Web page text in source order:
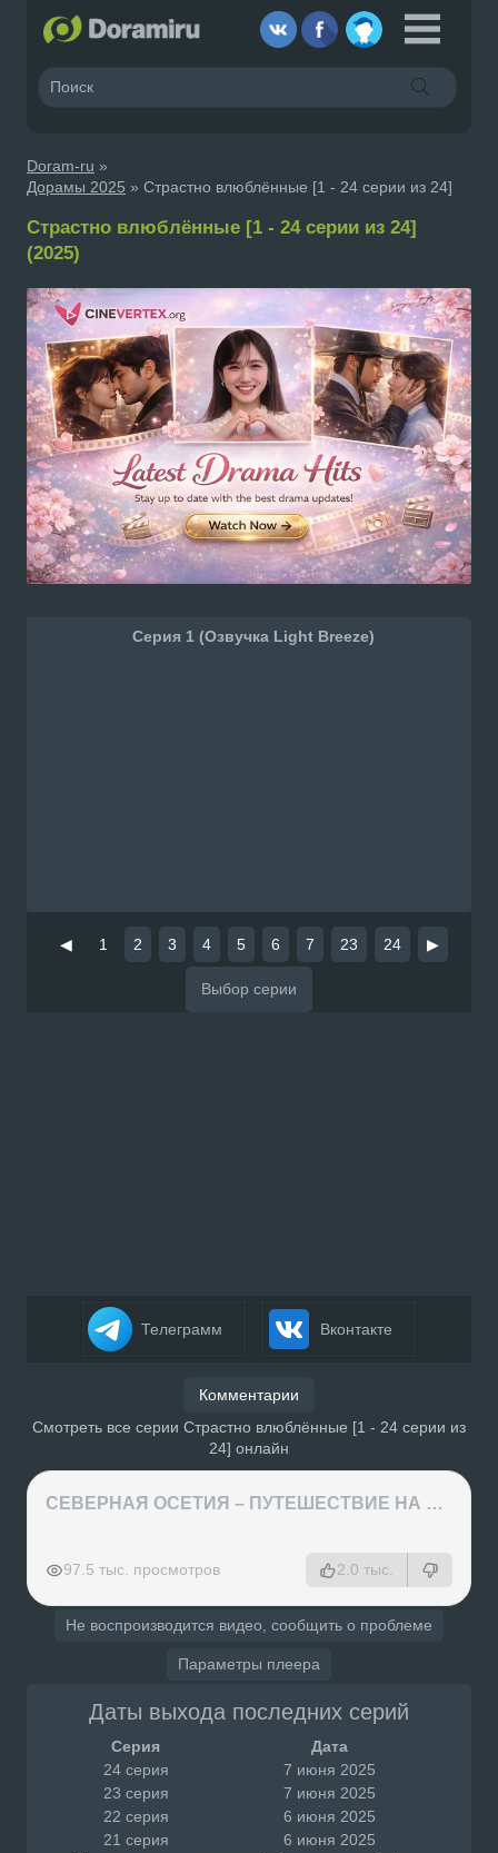
Doram-ru »
Дорамы 2025 » Страстно влюблённые [1 - 24 серии из 24]
Страстно влюблённые [1 - 24 серии из 24]
(2025)
Серия 1 (Озвучка Light Breeze)
◀ 1 2 3 4 5 6 7 23 24 ▶
Телеграмм Вконтакте
Комментарии
Смотреть все серии Страстно влюблённые [1 - 24 серии из
24] онлайн
СЕВЕРНАЯ ОСЕТИЯ – ПУТЕШЕСТВИЕ НА КАВКАЗ часть 4
97.5 тыс. просмотров 2.0 тыс.
Не воспроизводится видео, сообщить о проблеме
Параметры плеера
Даты выхода последних серий
Серия
Дата
24 серия
7 июня 2025
23 серия
7 июня 2025
22 серия
6 июня 2025
21 серия
6 июня 2025